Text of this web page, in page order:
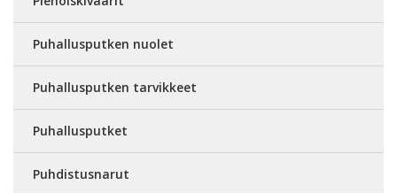
Puhallusputken nuolet
Puhallusputken tarvikkeet
Puhallusputket
Puhdistusnarut